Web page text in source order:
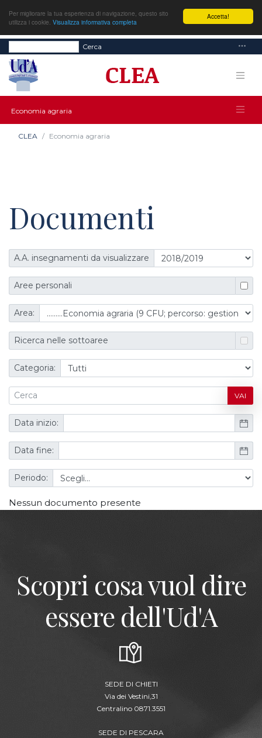
Accetta!
Per migliorare la tua esperienza di navigazione, questo sito
utilizza i cookie. Visualizza informativa completa
Cerca
Economia agraria
CLEA Economia agraria
Documenti
A.A. insegnamenti da visualizzare
Aree personali
Area:
Ricerca nelle sottoaree
Categoria:
VAI
Data inizio:
Data fine:
Periodo:
Nessun documento presente
Scopri cosa vuol dire
essere dell'Ud'A
SEDE DI CHIETI
Via dei Vestini,31
Centralino 0871.3551
SEDE DI PESCARA